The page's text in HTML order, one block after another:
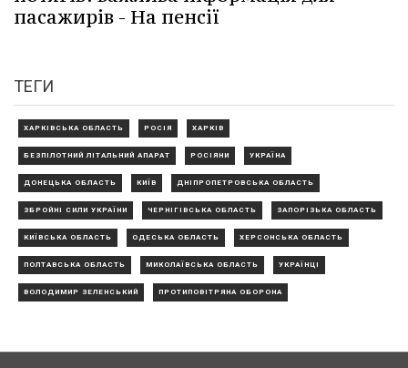
пасажирів - На пенсії
ТЕГИ
ХАРКІВСЬКА ОБЛАСТЬ РОСІЯ ХАРКІВ
БЕЗПІЛОТНИЙ ЛІТАЛЬНИЙ АПАРАТ РОСІЯНИ УКРАЇНА
ДОНЕЦЬКА ОБЛАСТЬ КИЇВ ДНІПРОПЕТРОВСЬКА ОБЛАСТЬ
ЗБРОЙНІ СИЛИ УКРАЇНИ ЧЕРНІГІВСЬКА ОБЛАСТЬ ЗАПОРІЗЬКА ОБЛАСТЬ
КИЇВСЬКА ОБЛАСТЬ ОДЕСЬКА ОБЛАСТЬ ХЕРСОНСЬКА ОБЛАСТЬ
ПОЛТАВСЬКА ОБЛАСТЬ МИКОЛАЇВСЬКА ОБЛАСТЬ УКРАЇНЦІ
ВОЛОДИМИР ЗЕЛЕНСЬКИЙ ПРОТИПОВІТРЯНА ОБОРОНА